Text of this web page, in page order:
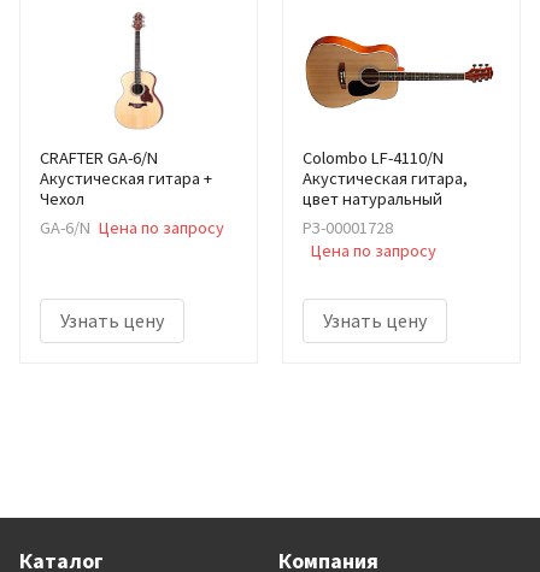
CRAFTER GA-6/N
Акустическая гитара +
Чехол
GA-6/N Цена по запросу
Узнать цену
Colombo LF-4110/N
Акустическая гитара,
цвет натуральный
РЗ-00001728
Цена по запросу
Узнать цену
Каталог Компания